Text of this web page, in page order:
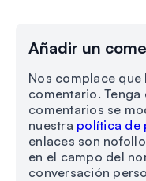
Añadir un
Nos complace
comentario.
comentarios se
nuestra política de
enlaces son
en el campo del
conversación